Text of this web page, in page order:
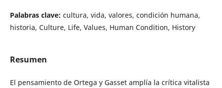
Palabras clave: cultura, vida, valores, condición humana,
historia, Culture, Life, Values, Human Condition, History
Resumen
El pensamiento de Ortega y Gasset amplía la crítica vitalista